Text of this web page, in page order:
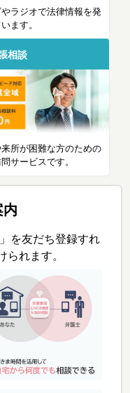
ラジオで法律情報を発
ます。
相談
所が困難な方のための
サービスです。
を友だち登録すれ
られます。